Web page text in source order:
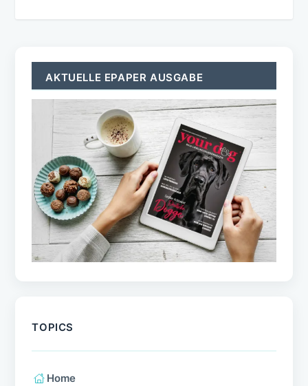
AKTUELLE EPAPER AUSGABE
TOPICS
Home